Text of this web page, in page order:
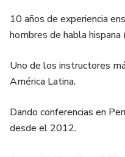
10 años de experiencia
hombres de habla
Uno de los instructores
América Latina.
Dando conferencias en
desde el 2012.